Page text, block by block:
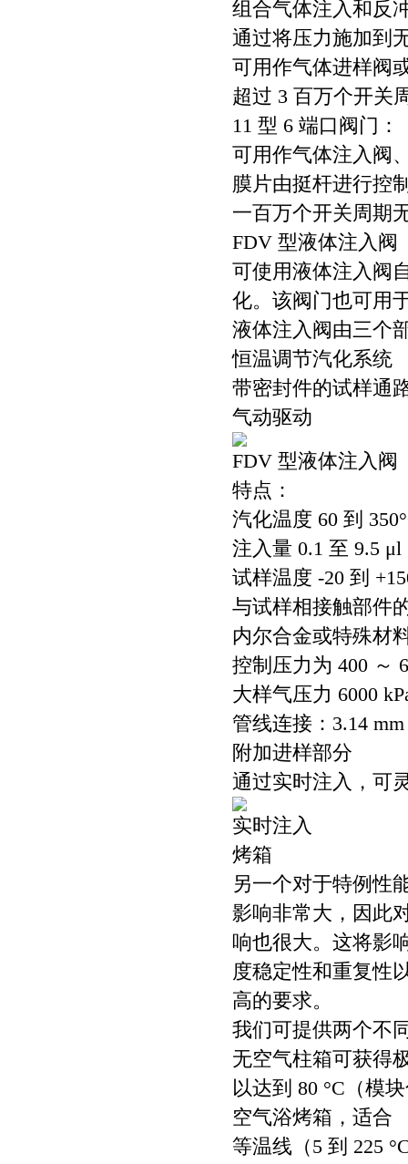
组合气体注入和反
通过将压力施加到
可用作气体进样阀
超过 3 百万个开关
11 型 6 端口阀门：
可用作气体注入阀
膜片由挺杆进行控
一百万个开关周期
FDV 型液体注入阀
可使用液体注入阀
化。该阀门也可用
液体注入阀由三个
恒温调节汽化系统
带密封件的试样通
气动驱动
FDV 型液体注入阀
特点：
汽化温度 60 到
注入量 0.1 至 9.5 μl
试样温度 -20 到
与试样相接触部件
内尔合金或特殊材
控制压力为 400 ～
大样气压力 6000
管线连接：3.14
附加进样部分
通过实时注入，可
实时注入
烤箱
另一个对于特例性
影响非常大，因此
响也很大。这将影
度稳定性和重复性
高的要求。
我们可提供两个不
无空气柱箱可获得
以达到 80 °C（模
空气浴烤箱，适合
等温线（5 到 225